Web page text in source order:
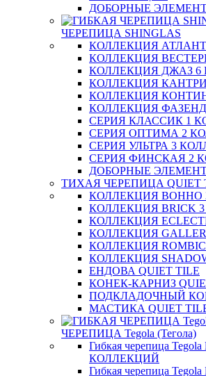
ДОБОРНЫЕ
ЧЕРЕПИЦА SHINGLAS
КОЛЛЕКЦИЯ
КОЛЛЕКЦИЯ
КОЛЛЕКЦИЯ ДЖАЗ 6
КОЛЛЕКЦИЯ КАНТРИ
КОЛЛЕКЦИЯ
КОЛЛЕКЦИЯ
СЕРИЯ КЛАССИК 1
СЕРИЯ ОПТИМА 2
СЕРИЯ УЛЬТРА 3
СЕРИЯ ФИНСКАЯ 2
ДОБОРНЫЕ
ТИХАЯ ЧЕРЕПИЦА QUIET
КОЛЛЕКЦИЯ BOHHO
КОЛЛЕКЦИЯ BRICK
КОЛЛЕКЦИЯ
КОЛЛЕКЦИЯ
КОЛЛЕКЦИЯ
КОЛЛЕКЦИЯ
ЕНДОВА QUIET TILE
КОНЕК-КАРНИЗ
ПОДКЛАДОЧНЫЙ
МАСТИКА QUIET
ЧЕРЕПИЦА Tegola (Тегола)
Гибкая черепица
КОЛЛЕКЦИЙ
Гибкая черепица